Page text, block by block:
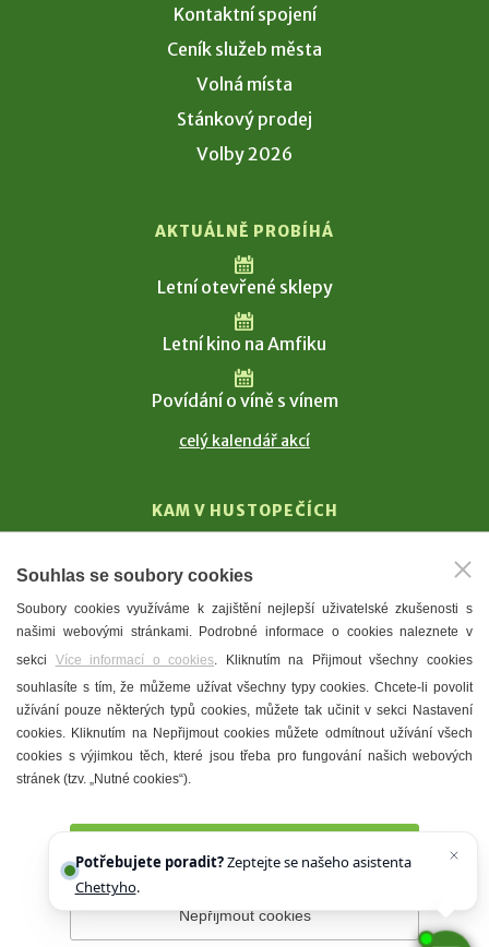
Kontaktní spojení
Ceník služeb města
Volná místa
Stánkový prodej
Volby 2026
AKTUÁLNĚ PROBÍHÁ
Letní otevřené sklepy
Letní kino na Amfiku
Povídání o víně s vínem
celý kalendář akcí
KAM V HUSTOPEČÍCH
T. G. Masaryk
Mandloně
Ubytování
Restaurace
Městské muzeum a galerie
Denní meníčka
Prohlášení o přístupnosti Správce webu
Souhlas se soubory cookies
Soubory cookies využíváme k zajištění nejlepší uživatelské zkušenosti s
našimi webovými stránkami. Podrobné informace o cookies naleznete v
sekci Více informací o cookies. Kliknutím na Přijmout všechny cookies
souhlasíte s tím, že můžeme užívat všechny typy cookies. Chcete-li povolit
užívání pouze některých typů cookies, můžete tak učinit v sekci Nastavení
cookies. Kliknutím na Nepřijmout cookies můžete odmítnout užívání všech
cookies s výjimkou těch, které jsou třeba pro fungování našich webových
stránek (tzv. „Nutné cookies“).
Nepřijmout cookies
Potřebujete poradit?Zeptejte se našeho asistenta
Chettyho.